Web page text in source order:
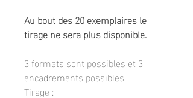
Au bout des 20 exemplaires le
tirage ne sera plus disponible.
3 formats sont possibles et 3
encadrements possibles.
Tirage :